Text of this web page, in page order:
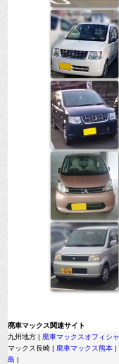
廃車マックス関連サイト
九州地方 | 廃車マックスオフィシ
マックス長崎 | 廃車マックス熊本 |
島 |